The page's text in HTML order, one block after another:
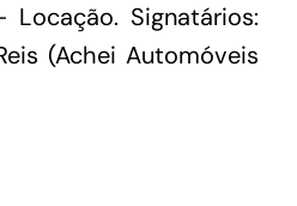
Signatários:
(Achei Automóveis